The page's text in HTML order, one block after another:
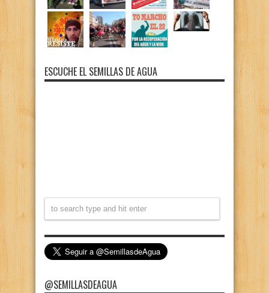
ESCUCHE EL SEMILLAS DE AGUA
@SEMILLASDEAGUA